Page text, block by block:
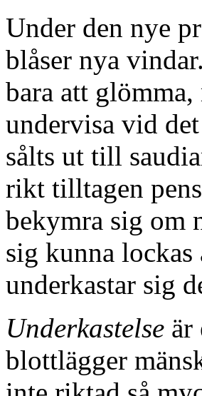
Under den nye
blåser nya
bara att
undervisa vid
sålts ut till
rikt tilltagen
bekymra sig om
sig kunna lockas
underkastar sig
Underkastelse är
blottlägger